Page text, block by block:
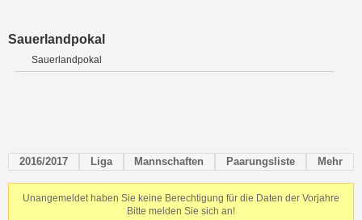
Sauerlandpokal
Sauerlandpokal
2016/2017 Liga Mannschaften Paarungsliste Mehr
Unangemeldet haben Sie keine Berechtigung für die Daten der Vorjahre
Bitte melden Sie sich an!